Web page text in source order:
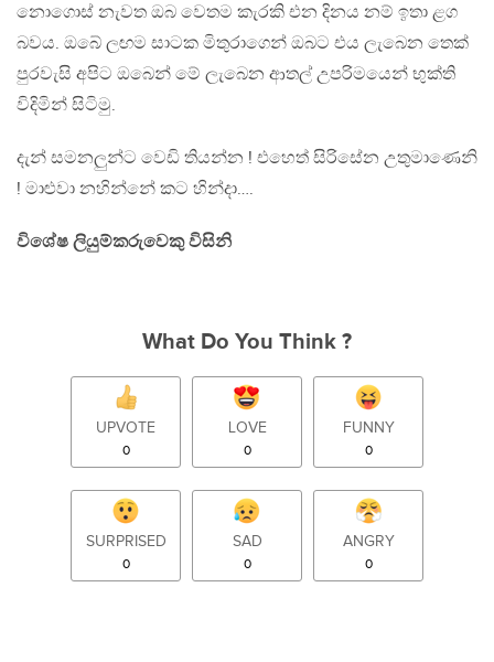
නොගොස් නැවත ඔබ වෙතම කැරකි එන දිනය නම් ඉතා ළග
බවය. ඔබේ ලඟම සාටක මිතුරාගෙන් ඔබට එය ලැබෙන තෙක්
පුරවැසි අපිට ඔබෙන් මේ ලැබෙන ආතල් උපරිමයෙන් භුක්ති
විදිමින් සිටිමු.
දැන් සමනලුන්ට වෙඩි තියන්න ! එහෙත් සිරිසේන උතුමාණෙනි
! මාළුවා නහින්නේ කට හින්දා….
විශේෂ ලියුම්කරුවෙකු විසිනි
What Do You Think ?
UPVOTE
0
LOVE
0
FUNNY
0
SURPRISED
0
SAD
0
ANGRY
0